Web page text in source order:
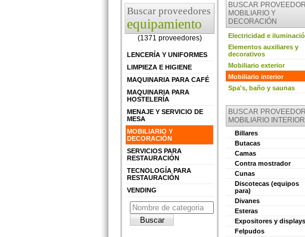
Buscar proveedores
equipamiento
(1371 proveedores)
LENCERÍA Y UNIFORMES
LIMPIEZA E HIGIENE
MAQUINARIA PARA CAFÉ
MAQUINARIA PARA
HOSTELERÍA
MENAJE Y SERVICIO DE
MESA
MOBILIARIO Y
DECORACIÓN
SERVICIOS PARA
RESTAURACIÓN
TECNOLOGÍA PARA
RESTAURACIÓN
VENDING
BUSCAR PROVEEDOR
MOBILIARIO Y
DECORACIÓN
Electricidad e
Elementos auxiliares y
decorativos
Mobiliario exterior
Mobiliario interior
Spa's, baño y saunas
BUSCAR PROVEEDOR
MOBILIARIO INTERIOR
Billares
Butacas
Camas
Contra mostrador
Cunas
Discotecas (equipos
para)
Divanes
Esteras
Expositores y displays
Felpudos